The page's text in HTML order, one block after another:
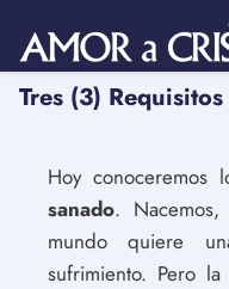
Tres (3)
Hoy conoceremos
sanado.
mundo quiere
sufrimiento. Pero